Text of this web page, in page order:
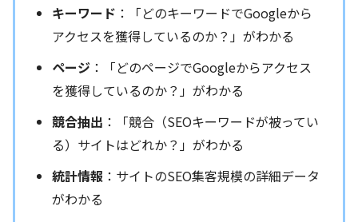
キーワード ：「どのキーワードでGoogleから
アクセスを獲得しているのか？」がわかる
ページ ：「どのページでGoogleからアクセス
を獲得しているのか？」がわかる
競合抽出 ：「競合（SEOキーワードが被ってい
る）サイトはどれか？」がわかる
統計情報 ：サイトのSEO集客規模の詳細データ
がわかる